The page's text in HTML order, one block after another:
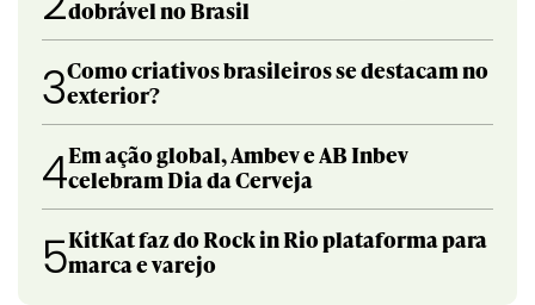
dobrável no Brasil
3Como criativos brasileiros se destacam no
exterior?
4Em ação global, Ambev e AB Inbev
celebram Dia da Cerveja
5KitKat faz do Rock in Rio plataforma para
marca e varejo